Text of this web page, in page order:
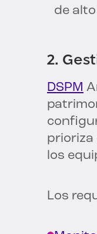
de
2.
DSPM
prioriza
los
Los